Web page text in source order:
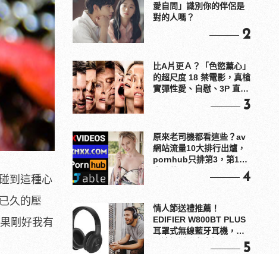
到這種心
久的壓
剛好我有
愛自問」識別你的伴侶是
對的人嗎？
2
比A片更Ａ？「色慾薰心」
的超尺度 18 禁電影，真槍
實彈性愛、自慰、3P 直接
3
原來老司機都看這些？av
網站流量10大排行出爐，
pornhub只排第3，第1名
4
情人節送禮推薦！
EDIFIER W800BT PLUS
耳罩式無線藍牙耳機，在
5